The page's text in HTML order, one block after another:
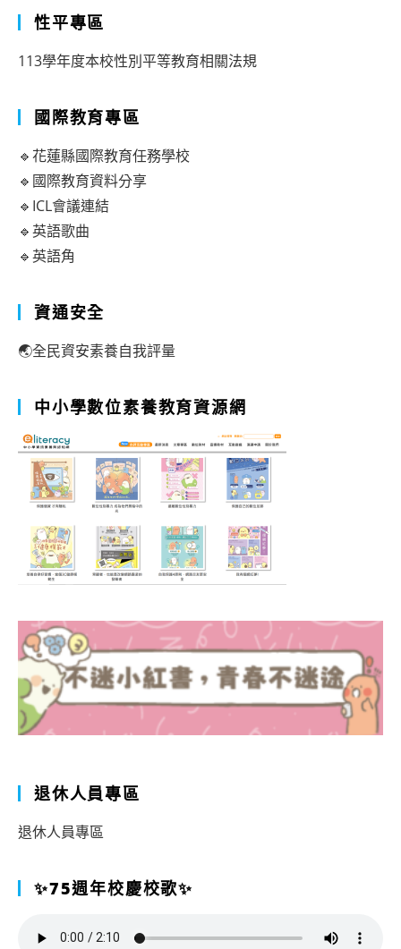
性平專區
113學年度本校性別平等教育相關法規
國際教育專區
🔹花蓮縣國際教育任務學校
🔹國際教育資料分享
🔹ICL會議連結
🔹英語歌曲
🔹英語角
資通安全
🌏全民資安素養自我評量
中小學數位素養教育資源網
退休人員專區
退休人員專區
✨75週年校慶校歌✨